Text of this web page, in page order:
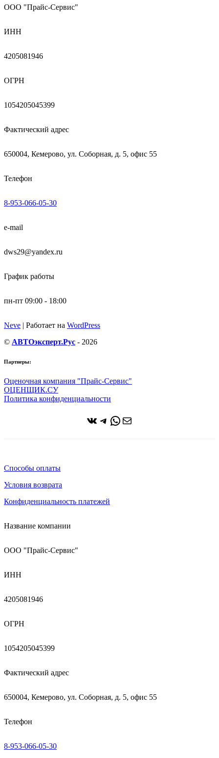
ООО "Прайс-Сервис"
ИНН
4205081946
ОГРН
1054205045399
Фактический адрес
650004, Кемерово, ул. Соборная, д. 5, офис 55
Телефон
8-953-066-05-30
e-mail
dws29@yandex.ru
График работы
пн-пт 09:00 - 18:00
Neve | Работает на WordPress
© АВТОэксперт.Рус - 2026
Партнеры:
Оценочная компания "Прайс-Сервис"
ОЦЕНЩИК.СУ
Политика конфиденциальности
ВКонтакте
Telegram
WhatsApp
Почта
Способы оплаты
Условия возврата
Конфиденциальность платежей
Название компании
ООО "Прайс-Сервис"
ИНН
4205081946
ОГРН
1054205045399
Фактический адрес
650004, Кемерово, ул. Соборная, д. 5, офис 55
Телефон
8-953-066-05-30